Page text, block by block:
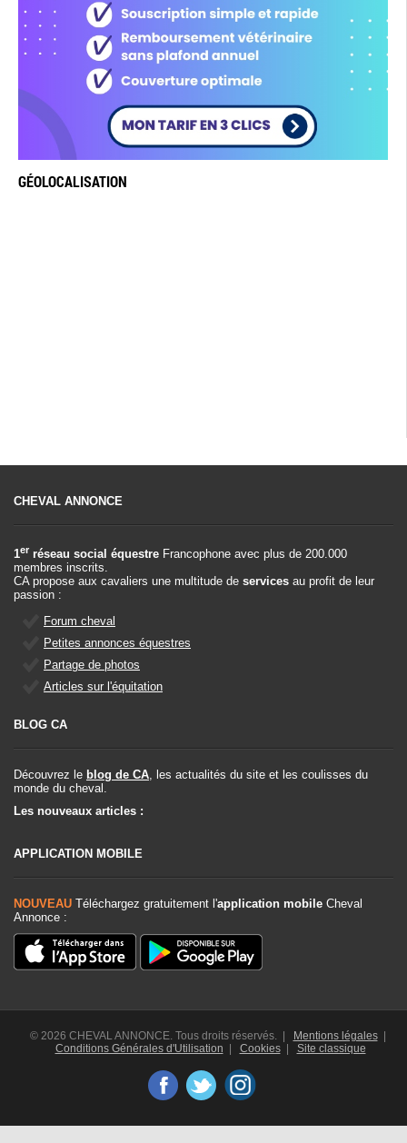
GÉOLOCALISATION
CHEVAL ANNONCE
1er réseau social équestre Francophone avec plus de 200.000
membres inscrits.
CA propose aux cavaliers une multitude de services au profit de leur
passion :
Forum cheval
Petites annonces équestres
Partage de photos
Articles sur l'équitation
BLOG CA
Découvrez le blog de CA, les actualités du site et les coulisses du
monde du cheval.
Les nouveaux articles :
APPLICATION MOBILE
NOUVEAU Téléchargez gratuitement l'application mobile Cheval
Annonce :
© 2026 CHEVAL ANNONCE. Tous droits réservés. | Mentions légales|
Conditions Générales d'Utilisation
Cookies| Site classique